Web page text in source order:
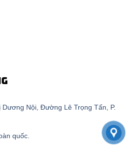
Dương Nội, Đường Lê Trọng Tấn, P.
quốc.